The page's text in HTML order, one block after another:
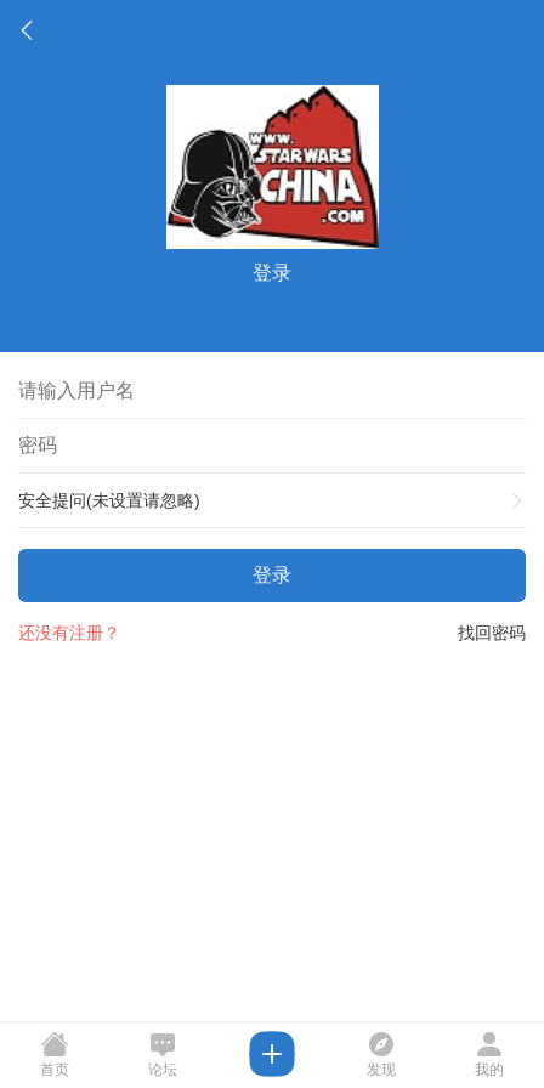
登录
安全提问(未设置请忽略)
登录
找回密码
还没有注册？
首页 论坛 发现 我的